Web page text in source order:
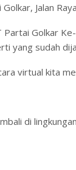
Jalan
Partai Golkar
yang sudah
virtual kita
di